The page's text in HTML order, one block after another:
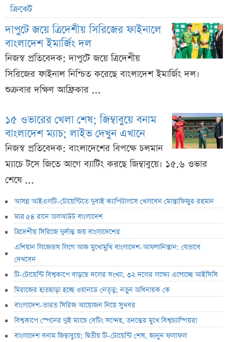
ক্রিকেট
দাপুটে জয়ে ত্রিদেশীয় সিরিজের ফাইনালে
বাংলাদেশ ইমার্জিং দল
নিজস্ব প্রতিবেদক: দাপুটে জয়ে ত্রিদেশীয়
সিরিজের ফাইনাল নিশ্চিত করেছে বাংলাদেশ ইমার্জিং দল।
শুক্রবার দক্ষিণ আফ্রিকার ...
১৫ ওভারের খেলা শেষ; জিম্বাবুয়ে বনাম
বাংলাদেশ ম্যাচ; লাইভ দেখুন এখানে
নিজস্ব প্রতিবেদক: বাংলাদেশের বিপক্ষে চলমান
ম্যাচে টসে জিতে আগে ব্যাটিং করছে জিম্বাবুয়ে। ১৫.৬ ওভার
শেষে ...
আসন্ন আইএলটি-টোয়েন্টিতে দুবাই ক্যাপিটালসে খেলবেন মোস্তাফিজুর রহমান
মাত্র ৫৪ রানে অলআউট বাংলাদেশ
ত্রিদেশীয় সিরিজে দুর্দান্ত জয় বাংলাদেশের
এশিয়ান লিজেন্ডস লিগে আজ মুখোমুখি বাংলাদেশ-আফগানিস্তান: যেভাবে
দেখবেন
টি-টোয়েন্টি বিশ্বকাপে বাড়ছে দলের সংখ্যা, ৩২ দলের লক্ষ্যে এগোচ্ছে আইসিসি
মিরাজের হাতছাড়া হচ্ছে ওয়ানডে নেতৃত্ব; নতুন অধিনায়ক কে
বাংলাদেশ-ভারত সিরিজ আয়োজন নিয়ে সুখবর
বিশ্বকাপে স্পেনের দুই ম্যাচে বেটিং সন্দেহ, তদন্তের মুখে বিশ্বচ্যাম্পিয়রা
বাংলাদেশ বনাম জিম্বাবুয়ে; দ্বিতীয় টি-টোয়েন্টি শেষ, জানুন ফলাফল